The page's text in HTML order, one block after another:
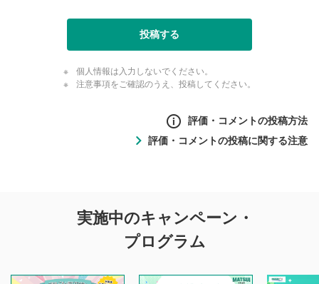
投稿する
個人情報は入力しないでください。
注意事項をご確認のうえ、投稿してください。
評価・コメントの投稿方法
評価・コメントの投稿に関する注意
投稿に関する注意
を目的として、各動画コンテンツに、評価およびコメントの
実施中のキャンペーン・
プログラム